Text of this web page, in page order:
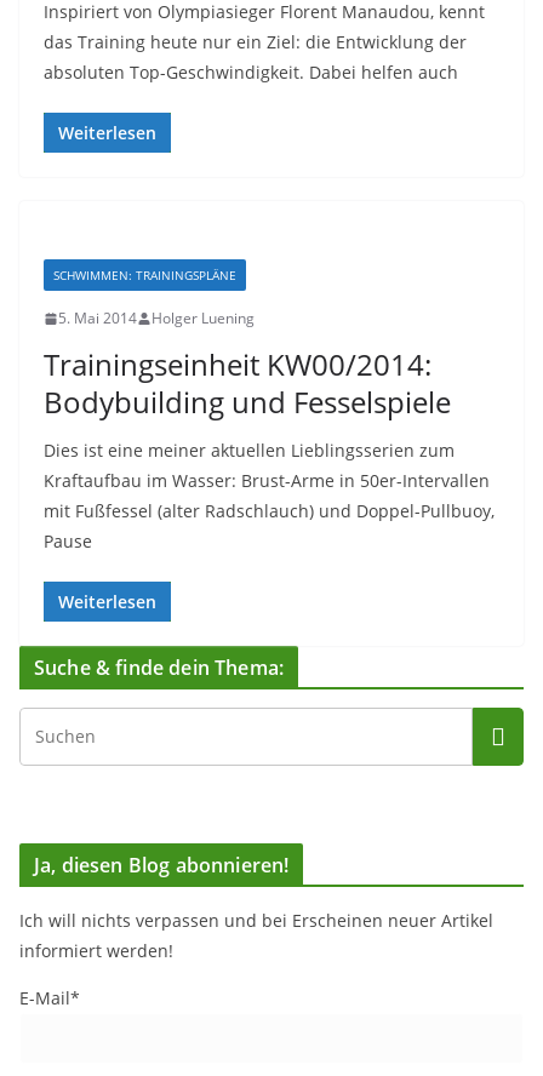
Inspiriert von Olympiasieger Florent Manaudou, kennt
das Training heute nur ein Ziel: die Entwicklung der
absoluten Top-Geschwindigkeit. Dabei helfen auch
Weiterlesen
SCHWIMMEN: TRAININGSPLÄNE
5. Mai 2014 Holger Luening
Trainingseinheit KW00/2014:
Bodybuilding und Fesselspiele
Dies ist eine meiner aktuellen Lieblingsserien zum
Kraftaufbau im Wasser: Brust-Arme in 50er-Intervallen
mit Fußfessel (alter Radschlauch) und Doppel-Pullbuoy,
Pause
Weiterlesen
Suche & finde dein Thema:
Ja, diesen Blog abonnieren!
Ich will nichts verpassen und bei Erscheinen neuer Artikel
informiert werden!
E-Mail*